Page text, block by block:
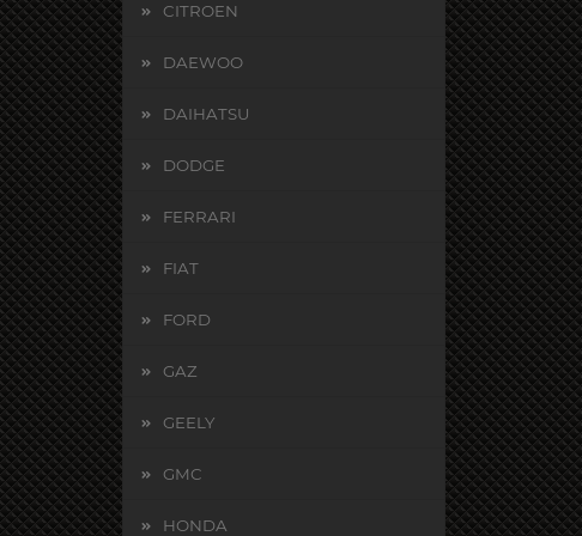
CITROEN
DAEWOO
DAIHATSU
DODGE
FERRARI
FIAT
FORD
GAZ
GEELY
GMC
HONDA